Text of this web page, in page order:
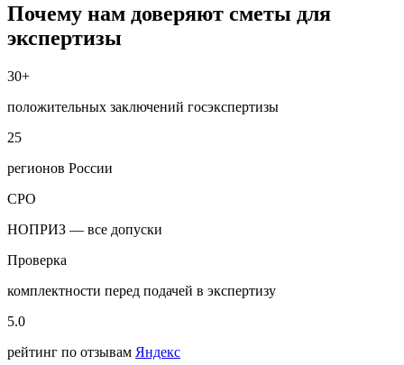
Почему нам доверяют сметы для
экспертизы
30+
положительных заключений госэкспертизы
25
регионов России
СРО
НОПРИЗ — все допуски
Проверка
комплектности перед подачей в экспертизу
5.0
рейтинг по отзывам Яндекс